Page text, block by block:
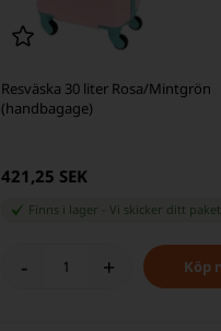
Resväska 30 liter Rosa/Mintgrön
(handbagage)
421,25 SEK
Finns i lager Vi skicker ditt paket
- +